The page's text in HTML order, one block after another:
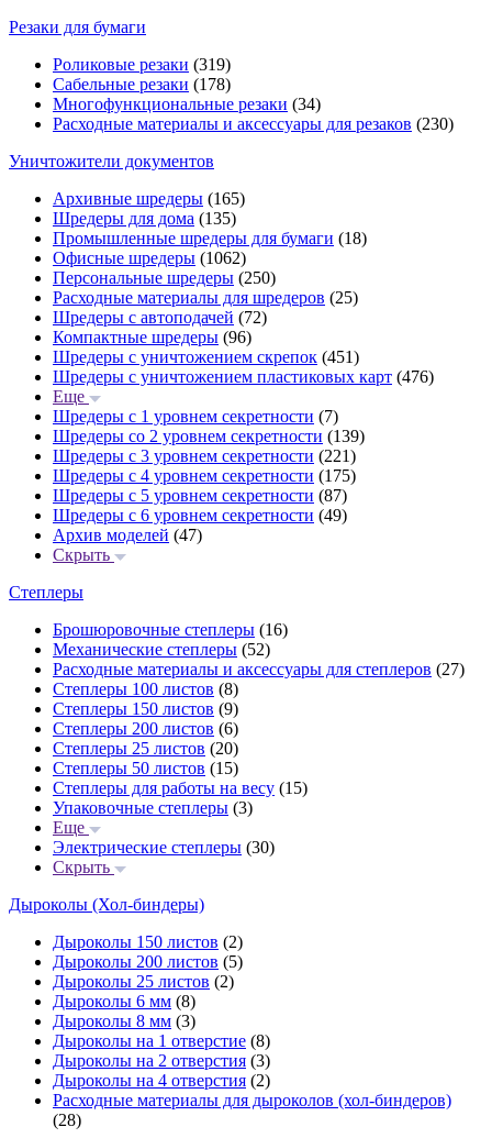
Резаки для бумаги
Роликовые резаки (319)
Сабельные резаки (178)
Многофункциональные резаки (34)
Расходные материалы и аксессуары для резаков (230)
Уничтожители документов
Архивные шредеры (165)
Шредеры для дома (135)
Промышленные шредеры для бумаги (18)
Офисные шредеры (1062)
Персональные шредеры (250)
Расходные материалы для шредеров (25)
Шредеры с автоподачей (72)
Компактные шредеры (96)
Шредеры с уничтожением скрепок (451)
Шредеры с уничтожением пластиковых карт (476)
Еще
Шредеры с 1 уровнем секретности (7)
Шредеры со 2 уровнем секретности (139)
Шредеры с 3 уровнем секретности (221)
Шредеры с 4 уровнем секретности (175)
Шредеры с 5 уровнем секретности (87)
Шредеры с 6 уровнем секретности (49)
Архив моделей (47)
Скрыть
Степлеры
Брошюровочные степлеры (16)
Механические степлеры (52)
Расходные материалы и аксессуары для степлеров (27)
Степлеры 100 листов (8)
Степлеры 150 листов (9)
Степлеры 200 листов (6)
Степлеры 25 листов (20)
Степлеры 50 листов (15)
Степлеры для работы на весу (15)
Упаковочные степлеры (3)
Еще
Электрические степлеры (30)
Скрыть
Дыроколы (Хол-биндеры)
Дыроколы 150 листов (2)
Дыроколы 200 листов (5)
Дыроколы 25 листов (2)
Дыроколы 6 мм (8)
Дыроколы 8 мм (3)
Дыроколы на 1 отверстие (8)
Дыроколы на 2 отверстия (3)
Дыроколы на 4 отверстия (2)
Расходные материалы для дыроколов (хол-биндеров)
(28)